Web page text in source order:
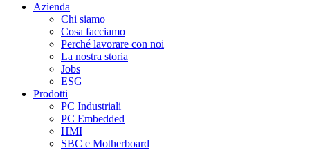
Azienda
Chi siamo
Cosa facciamo
Perché lavorare con noi
La nostra storia
Jobs
ESG
Prodotti
PC Industriali
PC Embedded
HMI
SBC e Motherboard